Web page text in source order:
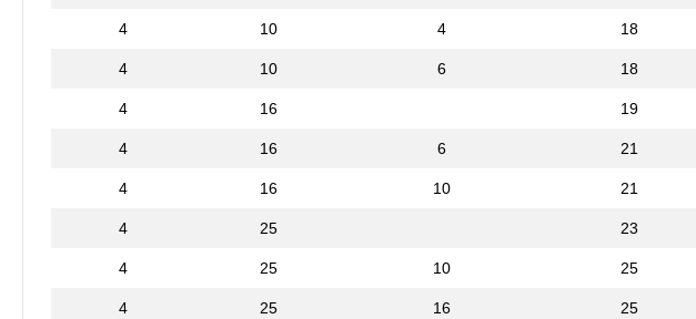
4 10 4 18
4 10 6 18
4 16 19
4 16 6 21
4 16 10 21
4 25 23
4 25 10 25
4 25 16 25